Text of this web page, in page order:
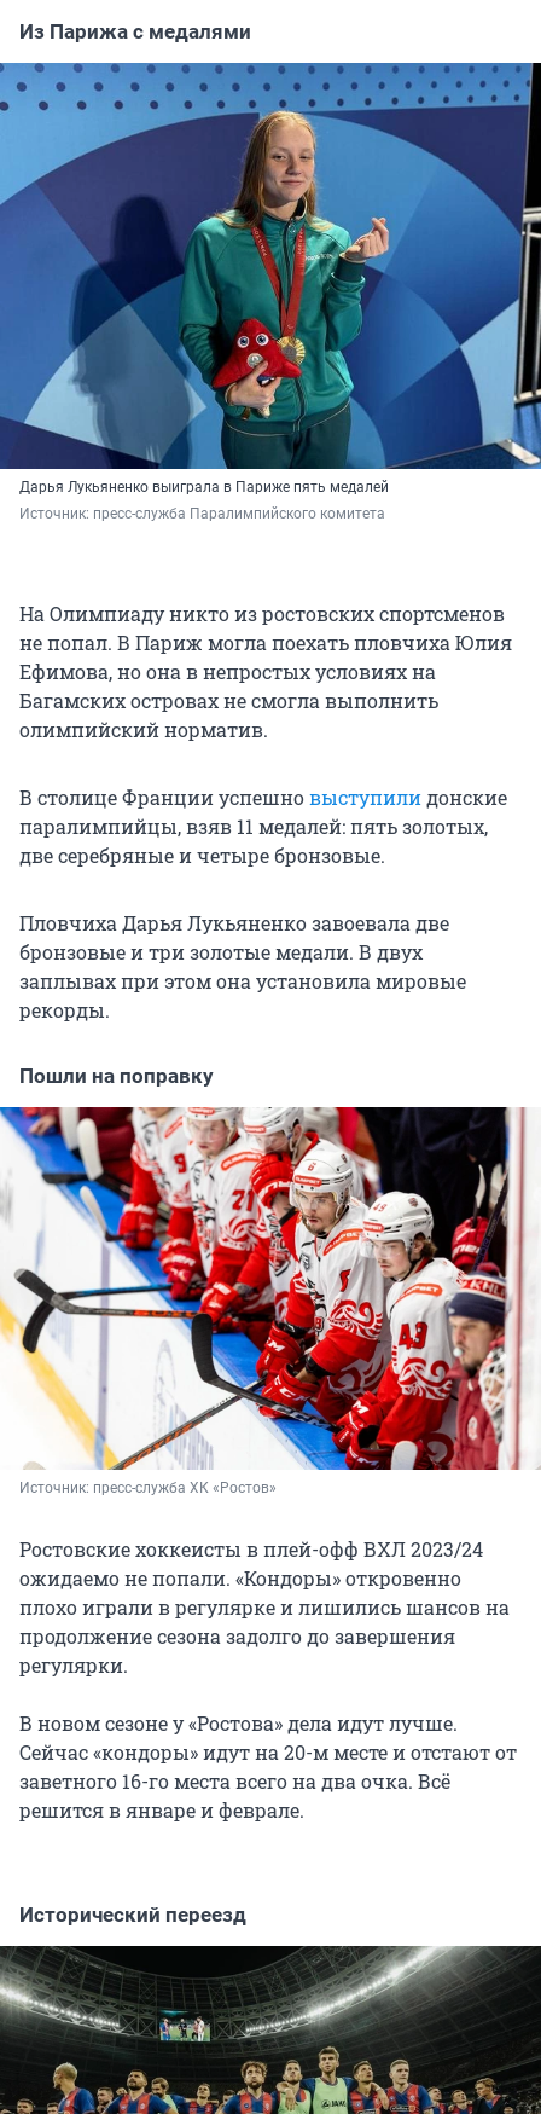
Из Парижа с медалями
Дарья Лукьяненко выиграла в Париже пять медалей
Источник: пресс-служба Паралимпийского комитета
На Олимпиаду никто из ростовских спортсменов
не попал. В Париж могла поехать пловчиха Юлия
Ефимова, но она в непростых условиях на
Багамских островах не смогла выполнить
олимпийский норматив.
В столице Франции успешновыступилидонские
паралимпийцы, взяв 11 медалей: пять золотых,
две серебряные и четыре бронзовые.
Пловчиха Дарья Лукьяненко завоевала две
бронзовые и три золотые медали. В двух
заплывах при этом она установила мировые
рекорды.
Пошли на поправку
Источник: пресс-служба ХК «Ростов»
Ростовские хоккеисты в плей-офф ВХЛ 2023/24
ожидаемо не попали. «Кондоры» откровенно
плохо играли в регулярке и лишились шансов на
продолжение сезона задолго до завершения
регулярки.
В новом сезоне у «Ростова» дела идут лучше.
Сейчас «кондоры» идут на 20-м месте и отстают от
заветного 16-го места всего на два очка. Всё
решится в январе и феврале.
Исторический переезд